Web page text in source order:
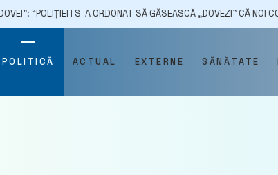
S-A ORDONAT SĂ GĂSEASCĂ „DOVEZI” CĂ NOI COLECTĂM
POLITICĂ ACTUAL EXTERNE SĂNĂTATE